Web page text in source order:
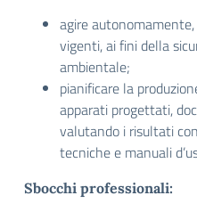
agire
vigenti, ai fini della
ambientale;
pianificare la
apparati progettati,
valutando i risultati
tecniche e manuali
Sbocchi professionali: